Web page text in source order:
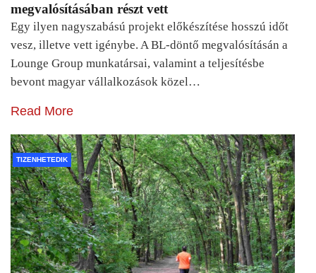
megvalósításában részt vett
Egy ilyen nagyszabású projekt előkészítése hosszú időt
vesz, illetve vett igénybe. A BL-döntő megvalósításán a
Lounge Group munkatársai, valamint a teljesítésbe
bevont magyar vállalkozások közel…
Read More
TIZENHETEDIK